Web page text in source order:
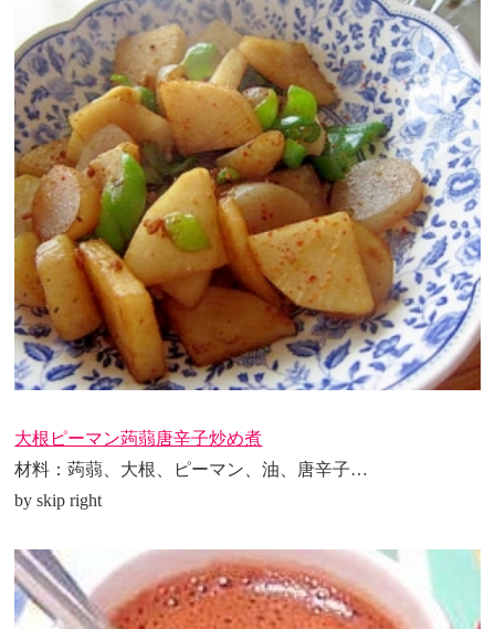
大根ピーマン蒟蒻唐辛子炒め煮
材料：蒟蒻、大根、ピーマン、油、唐辛子…
by skip right